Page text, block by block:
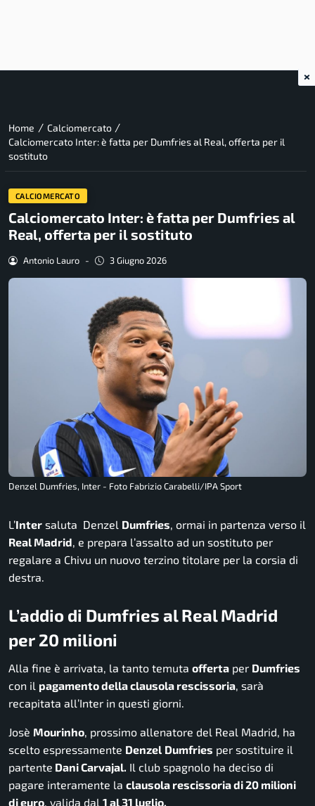
Home / Calciomercato /
Calciomercato Inter: è fatta per Dumfries al Real, offerta per il
sostituto
CALCIOMERCATO
Calciomercato Inter: è fatta per Dumfries al
Real, offerta per il sostituto
Antonio Lauro - 3 Giugno 2026
Denzel Dumfries, Inter - Foto Fabrizio Carabelli/IPA Sport
L’Inter saluta Denzel Dumfries, ormai in partenza verso il
Real Madrid, e prepara l’assalto ad un sostituto per
regalare a Chivu un nuovo terzino titolare per la corsia di
destra.
L’addio di Dumfries al Real Madrid
per 20 milioni
Alla fine è arrivata, la tanto temuta offerta per Dumfries
con il pagamento della clausola rescissoria , sarà
recapitata all’Inter in questi giorni.
Josè Mourinho , prossimo allenatore del Real Madrid, ha
scelto espressamente Denzel Dumfries per sostituire il
partente Dani Carvajal. Il club spagnolo ha deciso di
pagare interamente la clausola rescissoria di 20 milioni
di euro , valida dal 1 al 31 luglio.
×